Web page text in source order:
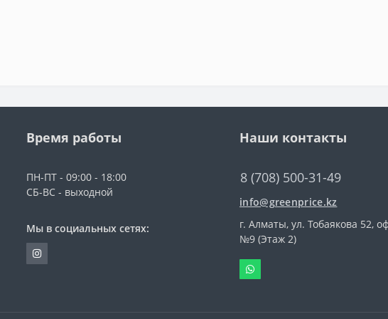
Время работы
ПН-ПТ - 09:00 - 18:00
СБ-ВС - выходной
Мы в социальных сетях:
Наши контакты
8 (708) 500-31-49
info@greenprice.kz
г. Алматы, ул. Тобаякова 52,
№9 (Этаж 2)